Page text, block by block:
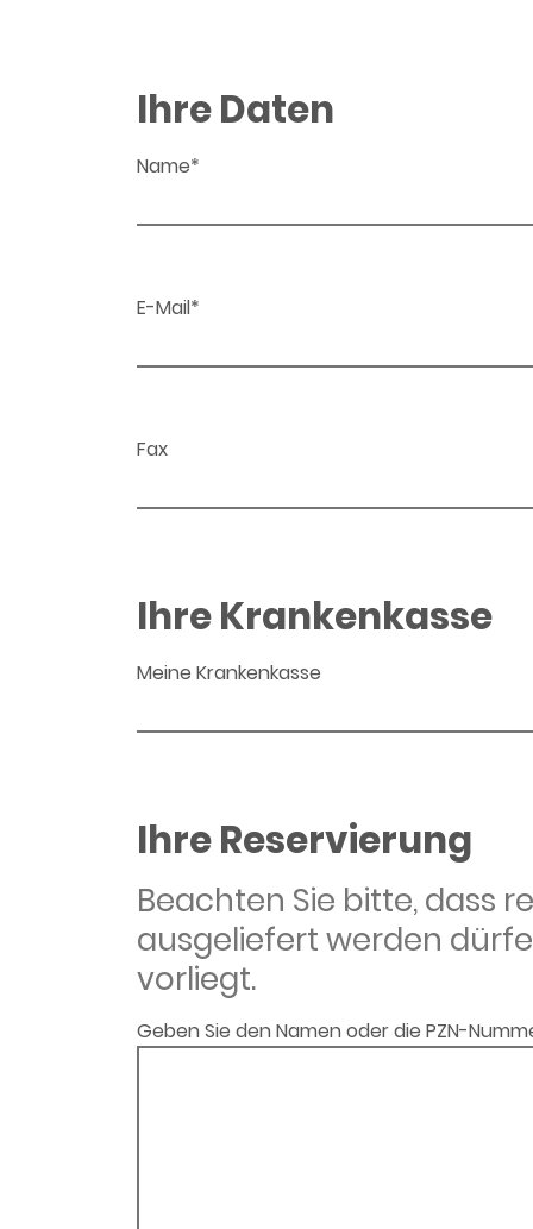
Ihre Daten
Name*
E-Mail*
Fax
Ihre Krankenkasse
Meine Krankenkasse
Ihre Reservierung
Beachten Sie bitte, dass
ausgeliefert werden
vorliegt.
Geben Sie den Namen oder die PZN-